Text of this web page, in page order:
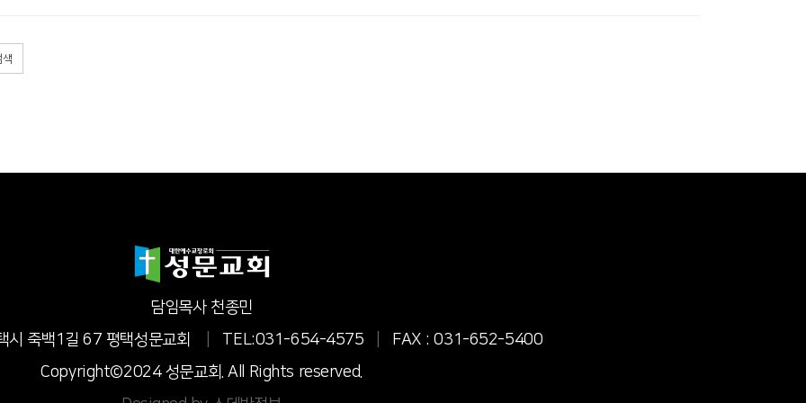
색
담임목사 천종민
죽백1길 67 평택성문교회
TEL:031-654-4575
FAX : 031-652-5400
Copyright©2024 성문교회. All Rights reserved.